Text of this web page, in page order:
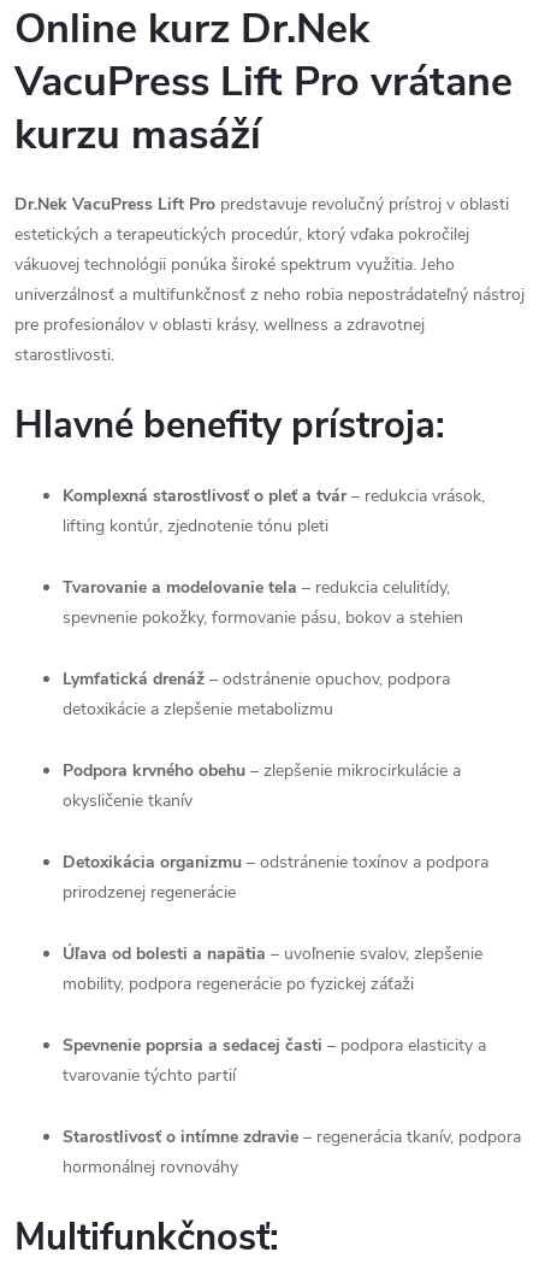
Online kurz Dr.Nek
VacuPress Lift Pro vrátane
kurzu masáží
Dr.Nek VacuPress Lift Pro predstavuje revolučný prístroj v oblasti
estetických a terapeutických procedúr, ktorý vďaka pokročilej
vákuovej technológii ponúka široké spektrum využitia. Jeho
univerzálnosť a multifunkčnosť z neho robia nepostrádateľný nástroj
pre profesionálov v oblasti krásy, wellness a zdravotnej
starostlivosti.
Hlavné benefity prístroja:
Komplexná starostlivosť o pleť a tvár– redukcia vrások,
lifting kontúr, zjednotenie tónu pleti
Tvarovanie a modelovanie tela – redukcia celulitídy,
spevnenie pokožky, formovanie pásu, bokov a stehien
Lymfatická drenáž – odstránenie opuchov, podpora
detoxikácie a zlepšenie metabolizmu
Podpora krvného obehu – zlepšenie mikrocirkulácie a
okysličenie tkanív
Detoxikácia organizmu – odstránenie toxínov a podpora
prirodzenej regenerácie
Úľava od bolesti a napätia – uvoľnenie svalov, zlepšenie
mobility, podpora regenerácie po fyzickej záťaži
Spevnenie poprsia a sedacej časti – podpora elasticity a
tvarovanie týchto partií
Starostlivosť o intímne zdravie – regenerácia tkanív, podpora
hormonálnej rovnováhy
Multifunkčnosť: